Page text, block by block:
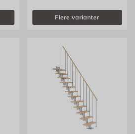
Flere varianter